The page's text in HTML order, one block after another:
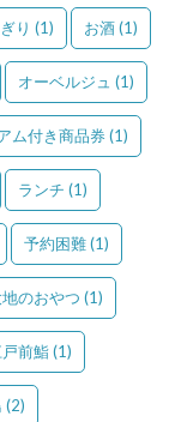
り (1) お酒(1)
オーベルジュ (1)
ム付き商品券(1)
ランチ (1)
予約困難(1)
地のおやつ (1)
前鮨(1)
(2)